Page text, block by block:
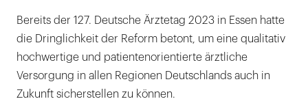
Bereits der 127. Deutsche Ärztetag 2023 in Essen hatte
die Dringlichkeit der Reform betont, um eine qualitativ
hochwertige und patientenorientierte ärztliche
Versorgung in allen Regionen Deutschlands auch in
Zukunft sicherstellen zu können.